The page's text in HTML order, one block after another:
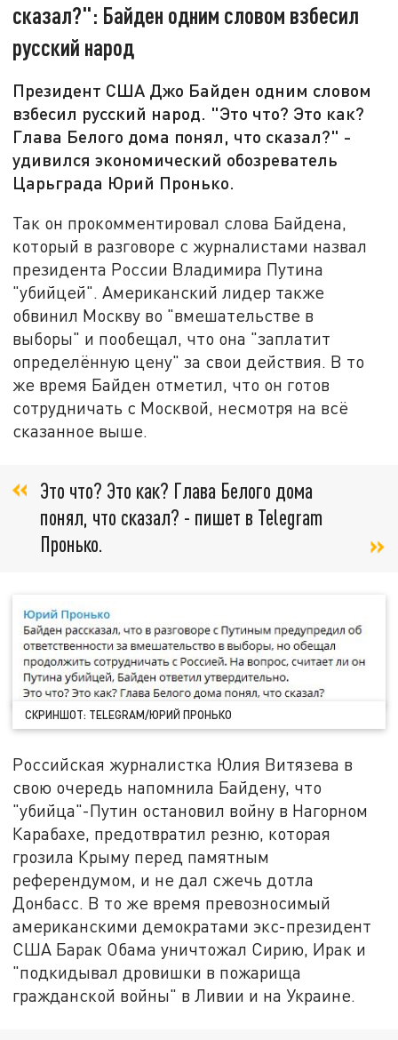
сказал?": Байден одним словом взбесил
русский народ
Президент США Джо Байден одним словом
взбесил русский народ. "Это что? Это как?
Глава Белого дома понял, что сказал?" -
удивился экономический обозреватель
Царьграда Юрий Пронько.
Так он прокомментировал слова Байдена,
который в разговоре с журналистами назвал
президента России Владимира Путина
"убийцей". Американский лидер также
обвинил Москву во "вмешательстве в
выборы" и пообещал, что она "заплатит
определённую цену" за свои действия. В то
же время Байден отметил, что он готов
сотрудничать с Москвой, несмотря на всё
сказанное выше.
Это что? Это как? Глава Белого дома
понял, что сказал? - пишет в Telegram
Пронько.
СКРИНШОТ: TELEGRAM/ЮРИЙ ПРОНЬКО
Российская журналистка Юлия Витязева в
свою очередь напомнила Байдену, что
"убийца"-Путин остановил войну в Нагорном
Карабахе, предотвратил резню, которая
грозила Крыму перед памятным
референдумом, и не дал сжечь дотла
Донбасс. В то же время превозносимый
американскими демократами экс-президент
США Барак Обама уничтожал Сирию, Ирак и
"подкидывал дровишки в пожарища
гражданской войны" в Ливии и на Украине.